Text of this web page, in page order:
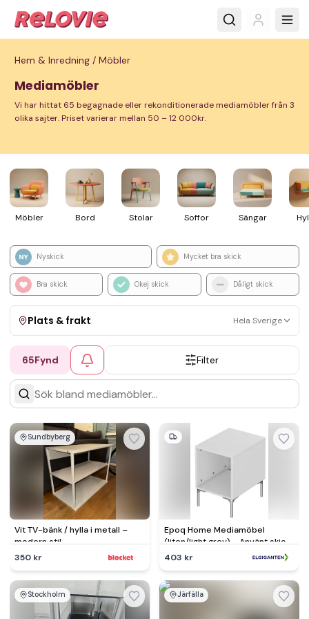
Hem & Inredning / Möbler
Mediamöbler
Vi har hittat 65 begagnade eller rekonditionerade mediamöbler från 3
olika sajter. Priset varierar mellan 50 – 12 000kr.
Möbler Bord Stolar Soffor Sängar
Nyskick Mycket bra skick
Bra skick Okej skick Dåligt skick
Plats & frakt Hela Sverige
Visa allt Kan skickas Upphämtning
65Fynd Filter
Sundbyberg
Vit TV-bänk / hylla i metall –
modern stil
350 kr
Epoq Home Mediamöbel
(liten/light grey) - Använt skick
– Synliga skador, fullt funktionell
403 kr
Stockholm Järfälla